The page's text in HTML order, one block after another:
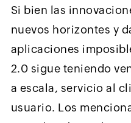
Si bien las
nuevos horizontes y
aplicaciones
2.0 sigue teniendo
a escala, servicio al
usuario. Los